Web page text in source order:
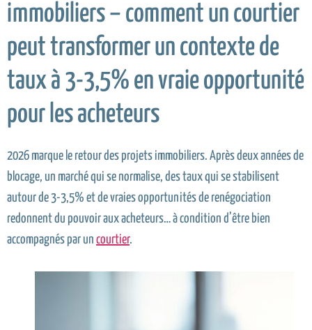
immobiliers – comment un courtier
peut transformer un contexte de
taux à 3-3,5% en vraie opportunité
pour les acheteurs
2026 marque le retour des projets immobiliers. Après deux années de
blocage, un marché qui se normalise, des taux qui se stabilisent
autour de 3-3,5% et de vraies opportunités de renégociation
redonnent du pouvoir aux acheteurs… à condition d’être bien
accompagnés par un courtier.